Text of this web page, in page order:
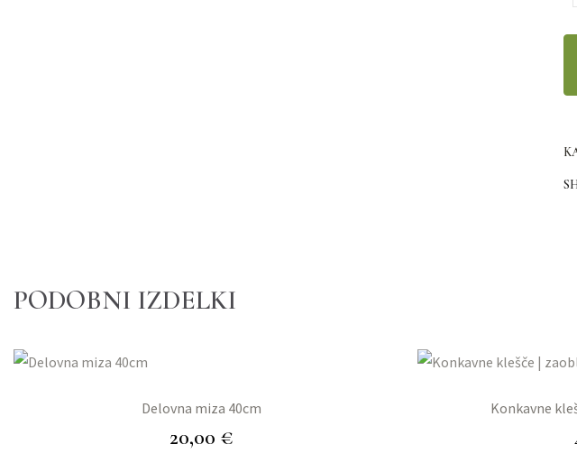
PODOBNI IZDELKI
Delovna miza 40cm
20,00€
Konkavne